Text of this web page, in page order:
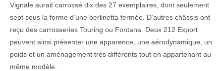
Vignale aurait carrossé dix des 27 exemplaires, dont seulement
sept sous la forme d’une berlinetta fermée. D’autres châssis ont
reçu des carrosseries Touring ou Fontana. Deux 212 Export
peuvent ainsi présenter une apparence, une aérodynamique, un
poids et un aménagement très différents tout en appartenant au
même modèle.